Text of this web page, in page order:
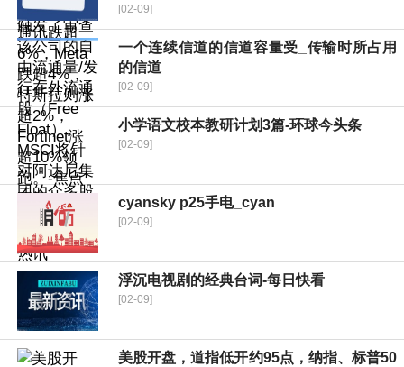
[02-09]
一个连续信道的信道容量受_传输时所占用
的信道
[02-09]
小学语文校本教研计划3篇-环球今头条
[02-09]
cyansky p25手电_cyan
[02-09]
浮沉电视剧的经典台词-每日快看
[02-09]
美股开盘，道指低开约95点，纳指、标普50